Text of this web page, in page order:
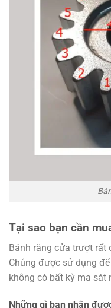
Tại sao bạn cần
Bánh răng cửa trượt rất
Chúng được sử dụng
không có bất kỳ ma sát
Những gì bạn nhận